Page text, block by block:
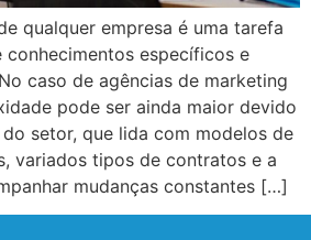
qualquer empresa é uma tarefa
conhecimentos específicos e
caso de agências de marketing
pode ser ainda maior devido
setor, que lida com modelos de
variados tipos de contratos e a
mudanças constantes […]